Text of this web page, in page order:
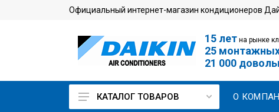
Официальный интернет-магазин кондиционеров
15 лет на рынке
25
21 000
КАТАЛОГ ТОВАРОВ О